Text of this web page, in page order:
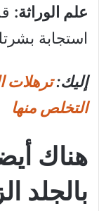
علم الوراثة:
استجابة
إليك:ترهلات
التخلص منها
هناك
بالجلد